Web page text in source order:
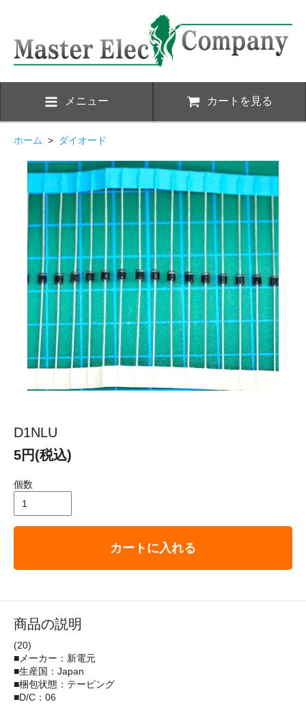
メニュー カートを見る
ホーム > ダイオード
D1NLU
5円(税込)
個数
カートに入れる
商品の説明
(20)
■メーカー：新電元
■生産国：Japan
■梱包状態：テーピング
■D/C：06